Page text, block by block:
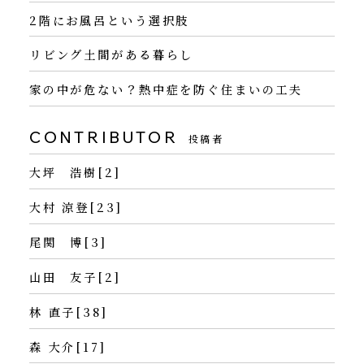
2階にお風呂という選択肢
リビング土間がある暮らし
家の中が危ない？熱中症を防ぐ住まいの工夫
CONTRIBUTOR 投稿者
大坪 浩樹[2]
大村 涼登[23]
尾関 博[3]
山田 友子[2]
林 直子[38]
森 大介[17]